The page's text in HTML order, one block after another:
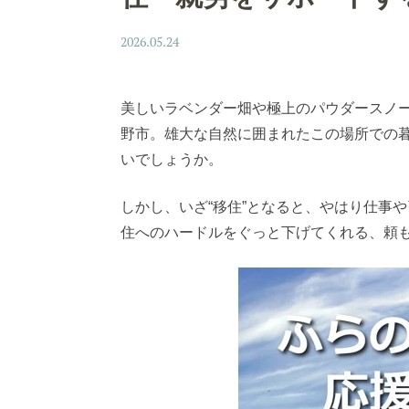
2026.05.24
美しいラベンダー畑や極上のパウダースノ
野市。雄大な自然に囲まれたこの場所での
いでしょうか。
しかし、いざ“移住”となると、やはり仕事
住へのハードルをぐっと下げてくれる、頼